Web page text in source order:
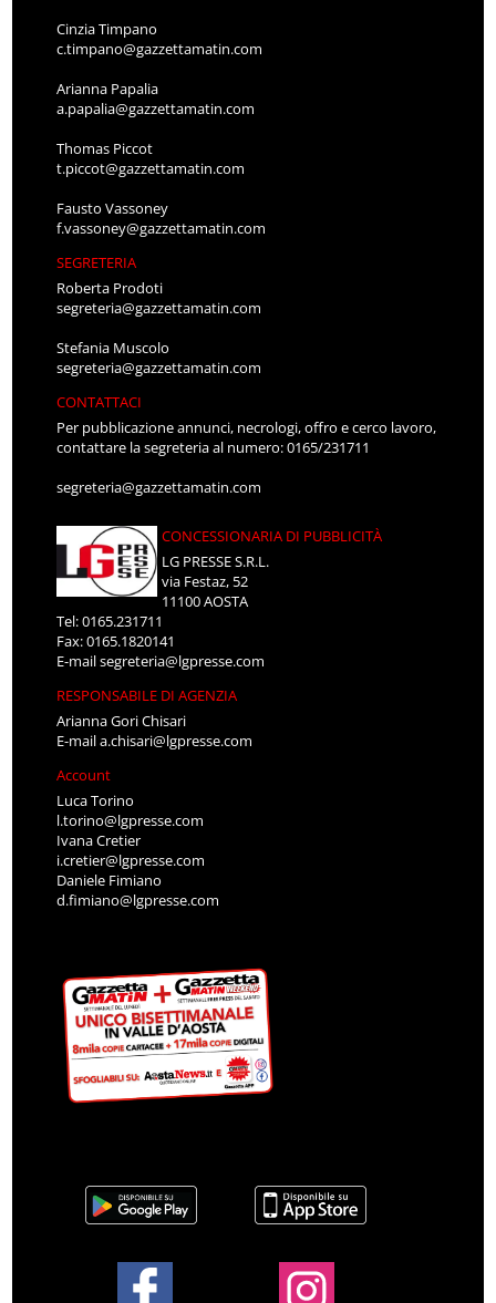
Cinzia Timpano
c.timpano@gazzettamatin.com
Arianna Papalia
a.papalia@gazzettamatin.com
Thomas Piccot
t.piccot@gazzettamatin.com
Fausto Vassoney
f.vassoney@gazzettamatin.com
SEGRETERIA
Roberta Prodoti
segreteria@gazzettamatin.com
Stefania Muscolo
segreteria@gazzettamatin.com
CONTATTACI
Per pubblicazione annunci, necrologi, offro e cerco lavoro,
contattare la segreteria al numero: 0165/231711
segreteria@gazzettamatin.com
CONCESSIONARIA DI PUBBLICITÀ
LG PRESSE S.R.L.
via Festaz, 52
11100 AOSTA
Tel: 0165.231711
Fax: 0165.1820141
E-mailsegreteria@lgpresse.com
RESPONSABILE DI AGENZIA
Arianna Gori Chisari
E-maila.chisari@lgpresse.com
Account
Luca Torino
l.torino@lgpresse.com
Ivana Cretier
i.cretier@lgpresse.com
Daniele Fimiano
d.fimiano@lgpresse.com